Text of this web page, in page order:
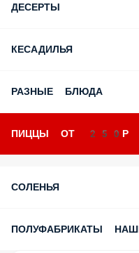
ДЕСЕРТЫ
КЕСАДИЛЬЯ
РАЗНЫЕ БЛЮДА
ПИЦЦЫ ОТ 250Р
СОЛЕНЬЯ
ПОЛУФАБРИКАТЫ